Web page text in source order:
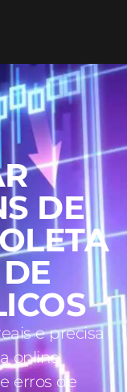
DE
e precisa
online
erros de